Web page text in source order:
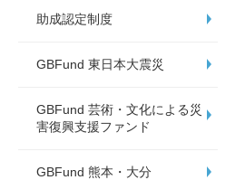
助成認定制度
GBFund 東日本大震災
GBFund 芸術・文化による災
害復興支援ファンド
GBFund 熊本・大分